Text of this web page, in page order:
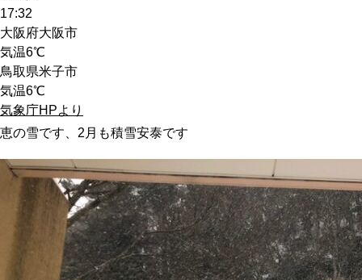
17:32
大阪府大阪市
気温6℃
鳥取県米子市
気温6℃
気象庁HPより
恵の雪です、2月も積雪安泰です